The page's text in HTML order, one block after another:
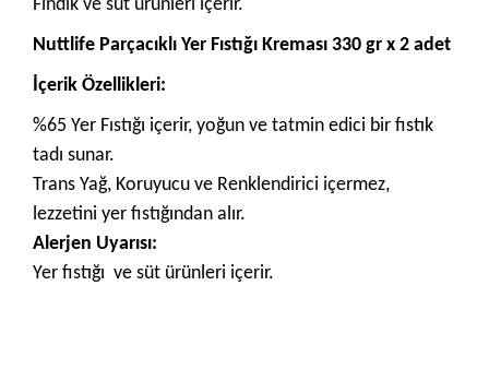
Fındık ve süt ürünleri içerir.
Nuttlife Parçacıklı Yer Fıstığı Kreması 330 gr x 2 adet
İçerik Özellikleri:
%65 Yer Fıstığı içerir, yoğun ve tatmin edici bir fıstık
tadı sunar.
Trans Yağ, Koruyucu ve Renklendirici içermez,
lezzetini yer fıstığından alır.
Alerjen Uyarısı:
Yer fıstığı ve süt ürünleri içerir.